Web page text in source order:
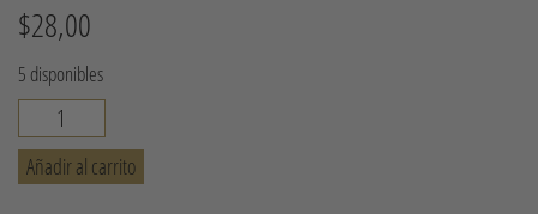
$28,00
5 disponibles
Brave
Earrings
02
Añadir al carrito